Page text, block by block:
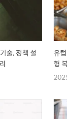
술, 정책 설
유
형